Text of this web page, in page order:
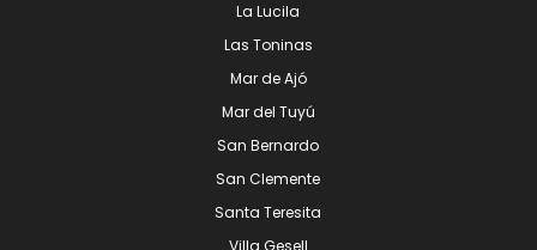
La Lucila
Las Toninas
Mar de Ajó
Mar del Tuyú
San Bernardo
San Clemente
Santa Teresita